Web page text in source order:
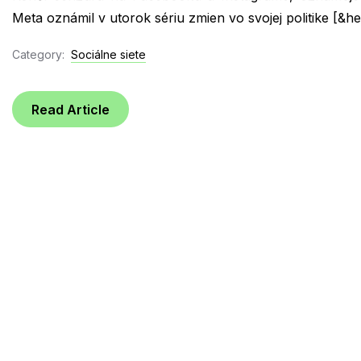
Meta oznámil v utorok sériu zmien vo svojej politike
Category: Sociálne siete
Read Article